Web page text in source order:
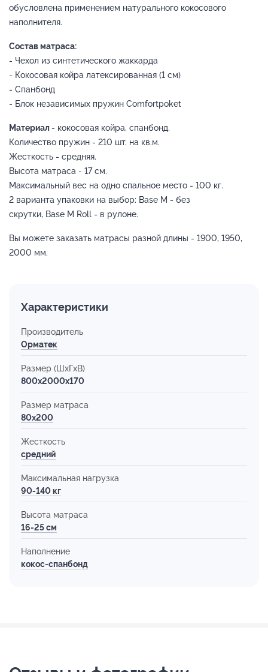
обусловлена применением натурального кокосового
наполнителя.
Состав матраса:
- Чехол из синтетического жаккарда
- Кокосовая койра латексированная (1 см)
- Спанбонд
- Блок независимых пружин Comfortpoket
Материал - кокосовая койра, спанбонд.
Количество пружин - 210 шт. на кв.м.
Жесткость - средняя.
Высота матраса - 17 см.
Максимальный вес на одно спальное место - 100 кг.
2 варианта упаковки на выбор: Base M - без
скрутки, Base M Roll - в рулоне.
Вы можете заказать матрасы разной длины - 1900, 1950,
2000 мм.
Характеристики
Производитель
Орматек
Размер (ШхГхВ)
800x2000x170
Размер матраса
80х200
Жесткость
средний
Максимальная нагрузка
90-140 кг
Высота матраса
16-25 см
Наполнение
кокос-спанбонд